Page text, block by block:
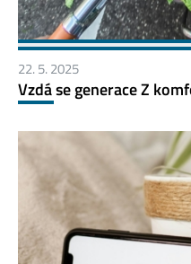
22. 5. 2025
Vzdá se generace Z